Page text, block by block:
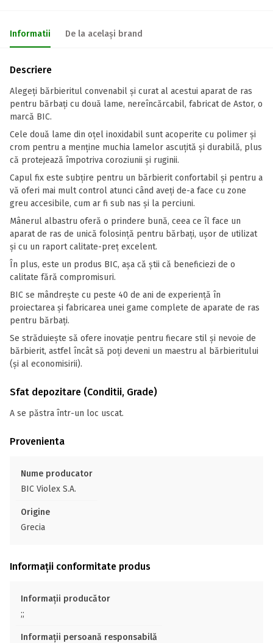
Informatii De la același brand
Descriere
Alegeți bărbieritul convenabil și curat al acestui aparat de ras
pentru bărbați cu două lame, nereîncărcabil, fabricat de Astor, o
marcă BIC.
Cele două lame din oțel inoxidabil sunt acoperite cu polimer și
crom pentru a menține muchia lamelor ascuțită și durabilă, plus
că protejează împotriva coroziunii și ruginii.
Capul fix este subțire pentru un bărbierit confortabil și pentru a
vă oferi mai mult control atunci când aveți de-a face cu zone
greu accesibile, cum ar fi sub nas și la perciuni.
Mânerul albastru oferă o prindere bună, ceea ce îl face un
aparat de ras de unică folosință pentru bărbați, ușor de utilizat
și cu un raport calitate-preț excelent.
În plus, este un produs BIC, așa că știi că beneficiezi de o
calitate fără compromisuri.
BIC se mândrește cu peste 40 de ani de experiență în
proiectarea și fabricarea unei game complete de aparate de ras
pentru bărbați.
Se străduiește să ofere inovație pentru fiecare stil și nevoie de
bărbierit, astfel încât să poți deveni un maestru al bărbieritului
(și al economisirii).
Sfat depozitare (Conditii, Grade)
A se păstra într-un loc uscat.
Provenienta
Nume producator
BIC Violex S.A.
Origine
Grecia
Informații conformitate produs
Informații producător
;;
Informații persoană responsabilă